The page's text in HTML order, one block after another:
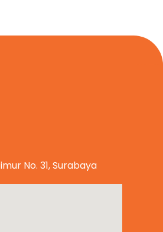
No. 31, Surabaya